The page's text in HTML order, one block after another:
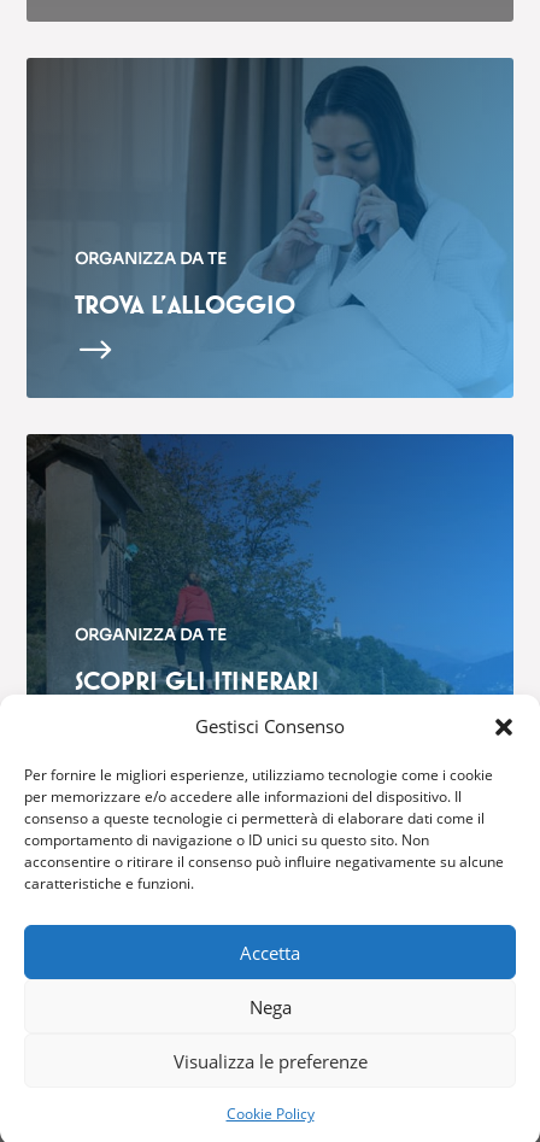
Gestisci Consenso
Per fornire le migliori esperienze, utilizziamo tecnologie come i cookie
per memorizzare e/o accedere alle informazioni del dispositivo. Il
consenso a queste tecnologie ci permetterà di elaborare dati come il
comportamento di navigazione o ID unici su questo sito. Non
acconsentire o ritirare il consenso può influire negativamente su alcune
caratteristiche e funzioni.
Accetta
Nega
Visualizza le preferenze
Cookie Policy
ORGANIZZA DA TE
TROVA L’ALLOGGIO
$
ORGANIZZA DA TE
SCOPRI GLI ITINERARI
GRIANTE CADENABBIA
Via Brentano, 6 – 22011 Griante
Tel: (+39) 0344 40416
Fax: (+39) 0344 42316
Copyright © 2024 – All Right Reserved –